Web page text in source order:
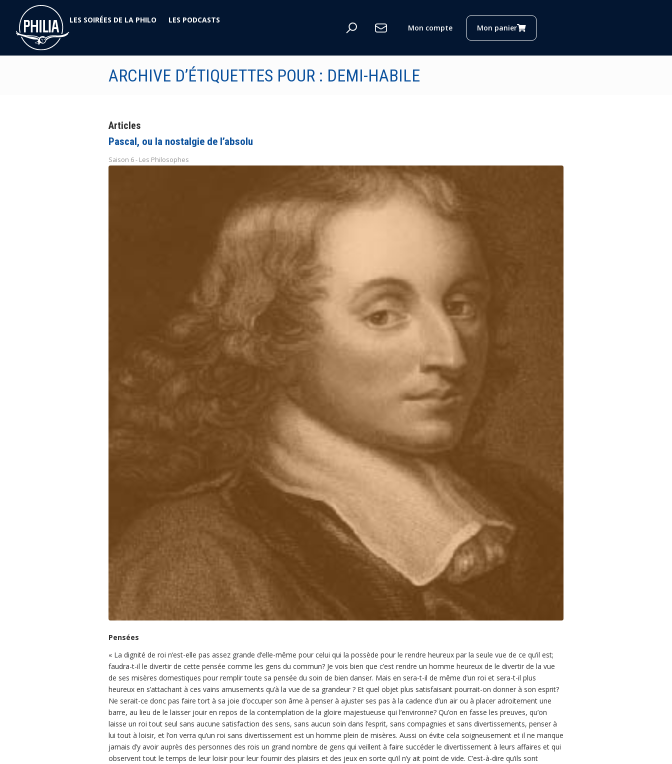
LES SOIRÉES DE LA PHILO
LES PODCASTS
Mon compte
Mon panier
ARCHIVE D’ÉTIQUETTES POUR : DEMI-HABILE
Articles
Pascal, ou la nostalgie de l’absolu
Saison 6 - Les Philosophes
Pensées
« La dignité de roi n’est-elle pas assez grande d’elle-même pour celui qui la possède pour le rendre heureux par la seule vue de ce qu’il est;
faudra-t-il le divertir de cette pensée comme les gens du commun? Je vois bien que c’est rendre un homme heureux de le divertir de la vue
de ses misères domestiques pour remplir toute sa pensée du soin de bien danser. Mais en sera-t-il de même d’un roi et sera-t-il plus
heureux en s’attachant à ces vains amusements qu’à la vue de sa grandeur ? Et quel objet plus satisfaisant pourrait-on donner à son esprit?
Ne serait-ce donc pas faire tort à sa joie d’occuper son âme à penser à ajuster ses pas à la cadence d’un air ou à placer adroitement une
barre, au lieu de le laisser jouir en repos de la contemplation de la gloire majestueuse qui l’environne? Qu’on en fasse les preuves, qu’on
laisse un roi tout seul sans aucune satisfaction des sens, sans aucun soin dans l’esprit, sans compagnies et sans divertissements, penser à
lui tout à loisir, et l’on verra qu’un roi sans divertissement est un homme plein de misères. Aussi on évite cela soigneusement et il ne manque
jamais d’y avoir auprès des personnes des rois un grand nombre de gens qui veillent à faire succéder le divertissement à leurs affaires et qui
observent tout le temps de leur loisir pour leur fournir des plaisirs et des jeux en sorte qu’il n’y ait point de vide. C’est-à-dire qu’ils sont